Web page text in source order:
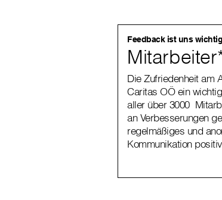
Feedback ist uns wichtig
Die Zufriedenheit am
Caritas OÖ ein
aller über 3000
an Verbesserungen
regelmäßiges und
Kommunikation